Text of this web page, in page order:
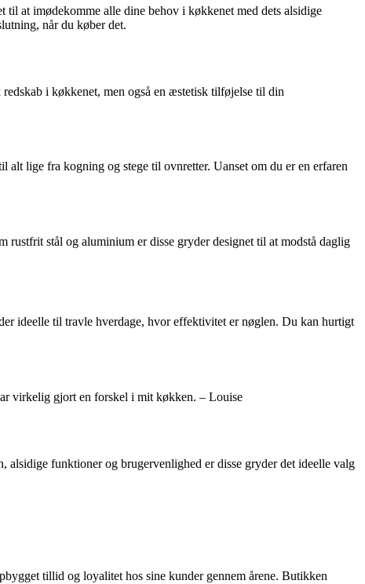
at imødekomme alle dine behov i køkkenet med dets alsidige
når du køber det.
i køkkenet, men også en æstetisk tilføjelse til din
lige fra kogning og stege til ovnretter. Uanset om du er en erfaren
stål og aluminium er disse gryder designet til at modstå daglig
ideelle til travle hverdage, hvor effektivitet er nøglen. Du kan hurtigt
virkelig gjort en forskel i mit køkken. – Louise
funktioner og brugervenlighed er disse gryder det ideelle valg
tillid og loyalitet hos sine kunder gennem årene. Butikken